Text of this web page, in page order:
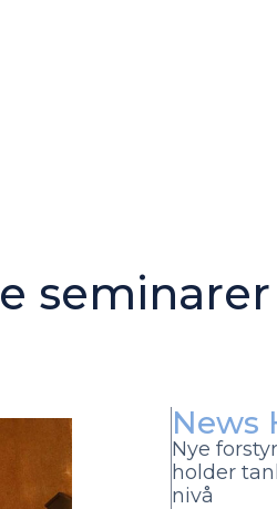
News
Nye
holder
nivå